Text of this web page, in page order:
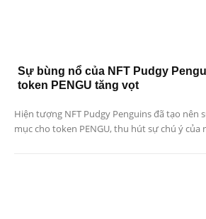
Sự bùng nổ của NFT Pudgy
token PENGU tăng vọt
Hiện tượng NFT Pudgy Penguins đã tạo nên
mục cho token PENGU, thu hút sự chú ý của